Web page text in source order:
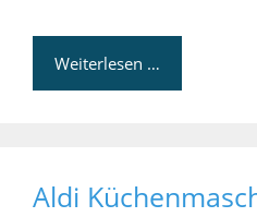
Weiterlesen …
Aldi